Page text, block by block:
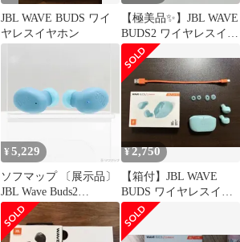
JBL WAVE BUDS ワイ
ヤレスイヤホン
【極美品✨】JBL WAVE
BUDS2 ワイヤレスイヤ
ホン ブラック
¥5,229
ソフマップ 〔展示品〕
JBL Wave Buds2
JBLWBUDS2BLU ブル
ー【368】
¥2,750
【箱付】JBL WAVE
BUDS ワイヤレスイヤ
ホン